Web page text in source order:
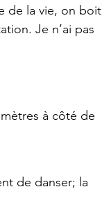
de la vie, on boit
Je n’ai pas
à côté de
de danser; la